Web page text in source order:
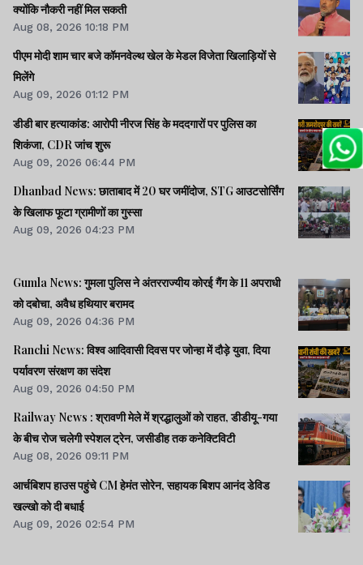
क्योंकि नौकरी नहीं मिल सकती
Aug 08, 2026 10:18 PM
पीएम मोदी शाम चार बजे कॉमनवेल्थ खेल के मेडल विजेता खिलाड़ियों से
मिलेंगे
Aug 09, 2026 01:12 PM
डीडी बार हत्याकांड: आरोपी नीरज सिंह के मददगारों पर पुलिस का
शिकंजा, CDR जांच शुरू
Aug 09, 2026 06:44 PM
Dhanbad News: छाताबाद में 20 घर जमींदोज, STG आउटसोर्सिंग
के खिलाफ फूटा ग्रामीणों का गुस्सा
Aug 09, 2026 04:23 PM
Gumla News: गुमला पुलिस ने अंतरराज्यीय कोरई गैंग के 11 अपराधी
को दबोचा, अवैध हथियार बरामद
Aug 09, 2026 04:36 PM
Ranchi News: विश्व आदिवासी दिवस पर जोन्हा में दौड़े युवा, दिया
पर्यावरण संरक्षण का संदेश
Aug 09, 2026 04:50 PM
Railway News : श्रावणी मेले में श्रद्धालुओं को राहत, डीडीयू-गया
के बीच रोज चलेगी स्पेशल ट्रेन, जसीडीह तक कनेक्टिविटी
Aug 08, 2026 09:11 PM
आर्चबिशप हाउस पहुंचे CM हेमंत सोरेन, सहायक बिशप आनंद डेविड
खल्खो को दी बधाई
Aug 09, 2026 02:54 PM